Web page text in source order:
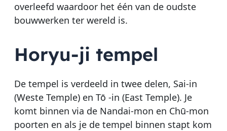
overleefd waardoor het één van de oudste
bouwwerken ter wereld is.
Horyu-ji tempel
De tempel is verdeeld in twee delen, Sai-in
(Weste Temple) en Tō -in (East Temple). Je
komt binnen via de Nandai-mon en Chū-mon
poorten en als je de tempel binnen stapt kom